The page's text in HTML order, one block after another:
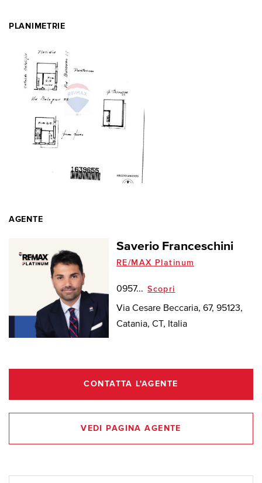
PLANIMETRIE
AGENTE
Saverio Franceschini
RE/MAX Platinum
0957... Scopri
Via Cesare Beccaria, 67, 95123,
Catania, CT, Italia
CONTATTA L'AGENTE
VEDI PAGINA AGENTE